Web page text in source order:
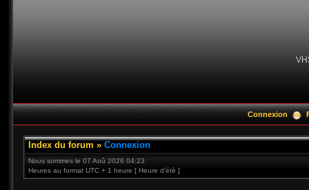
Connexion
Index du forum » Connexion
Nous sommes le 07 Aoû 2026 04:23
Heures au format UTC + 1 heure [ Heure d’été ]